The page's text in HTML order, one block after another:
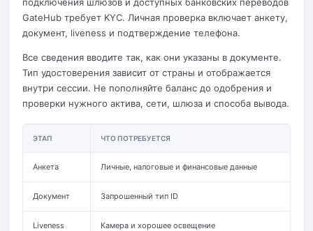
GateHub требует KYC. Личная проверка включает анкету,
документ, liveness и подтверждение телефона.
Все сведения вводите так, как они указаны в документе.
Тип удостоверения зависит от страны и отображается
внутри сессии. Не пополняйте баланс до одобрения и
проверки нужного актива, сети, шлюза и способа вывода.
ЭТАП ЧТО ПОТРЕБУЕТСЯ
Анкета Личные, налоговые и финансовые данные
Документ Запрошенный тип ID
Liveness Камера и хорошее освещение